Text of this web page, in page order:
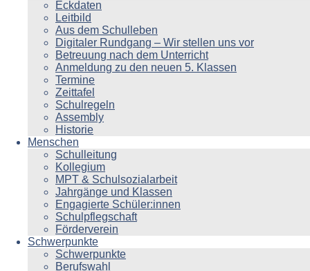
Eckdaten
Leitbild
Aus dem Schulleben
Digitaler Rundgang – Wir stellen uns vor
Betreuung nach dem Unterricht
Anmeldung zu den neuen 5. Klassen
Termine
Zeittafel
Schulregeln
Assembly
Historie
Menschen
Schulleitung
Kollegium
MPT & Schulsozialarbeit
Jahrgänge und Klassen
Engagierte Schüler:innen
Schulpflegschaft
Förderverein
Schwerpunkte
Schwerpunkte
Berufswahl